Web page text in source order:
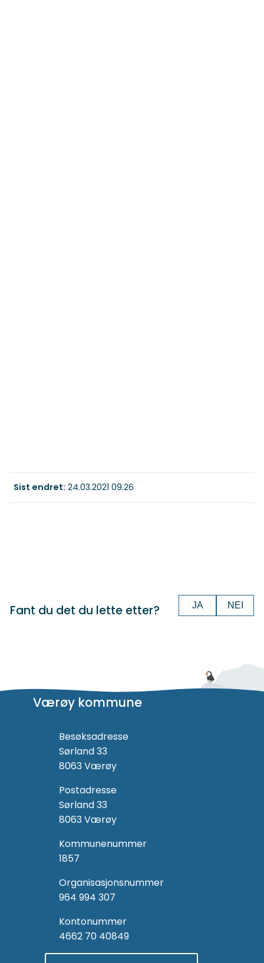
Sist endret 24.03.2021 09.26
Fant du det du lette etter? JA NEI
Værøy kommune
Besøksadresse
Sørland 33
8063 Værøy
Postadresse
Sørland 33
8063 Værøy
Kommunenummer
1857
Organisasjonsnummer
964 994 307
Kontonummer
4662 70 40849